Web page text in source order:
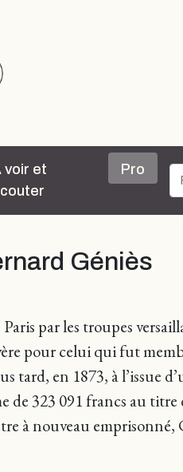
voir et
Pro
Géniès
par les troupes
pour celui qui fut
tard, en 1873, à l’issue
de 323 091 francs au
à nouveau